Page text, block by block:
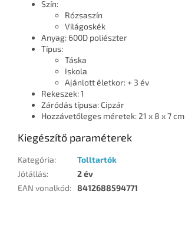
Szín:
Rózsaszín
Világoskék
Anyag: 600D poliészter
Típus:
Táska
Iskola
Ajánlott életkor: + 3 év
Rekeszek: 1
Záródás típusa: Cipzár
Hozzávetőleges méretek: 21 x 8 x 7 cm
Kiegészítő paraméterek
Kategória:
Tolltartók
Jótállás:
2 év
EAN vonalkód: 8412688594771